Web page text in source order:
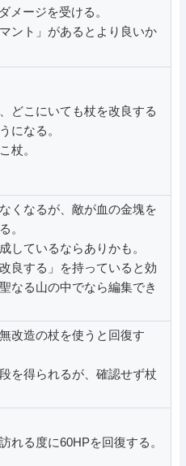
メージを受ける。
ント」があるとより良いか
どこにいても杖を改良する
になる。
杖。
くなるが、敵が血の金塊を
。
しているならありかも。
良する」を持っていると効
なる山の中でなら編集でき
改造の杖を使うと回復す
を得られるが、確認せず杖
れる度に60HPを回復する。